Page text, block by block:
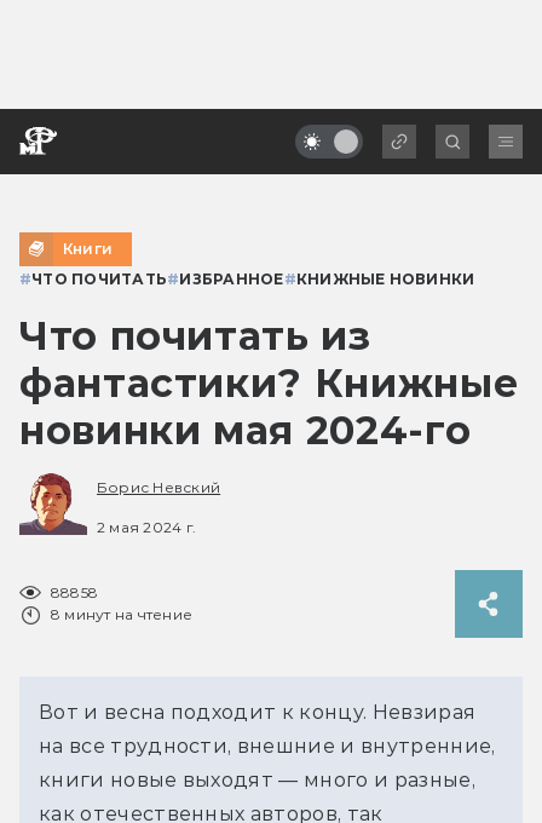
Книги
#ЧТО ПОЧИТАТЬ#ИЗБРАННОЕ#КНИЖНЫЕ НОВИНКИ
Что почитать из
фантастики? Книжные
новинки мая 2024-го
Борис Невский
2 мая 2024 г.
88858
8 минут на чтение
Вот и весна подходит к концу. Невзирая
на все трудности, внешние и внутренние,
книги новые выходят — много и разные,
как отечественных авторов, так